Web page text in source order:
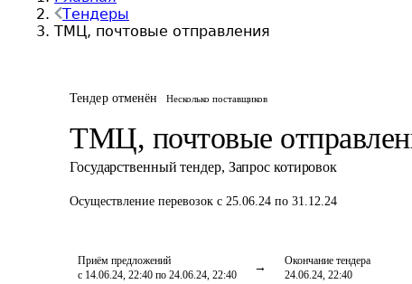
Тендеры
ТМЦ, почтовые отправления
Тендер отменён Несколько поставщиков
ТМЦ, почтовые
Государственный тендер, Запрос котировок
Осуществление перевозок с 25.06.24 по 31.12.24
Приём предложений
с 14.06.24, 22:40 по 24.06.24, 22:40
Окончание тендера
24.06.24, 22:40